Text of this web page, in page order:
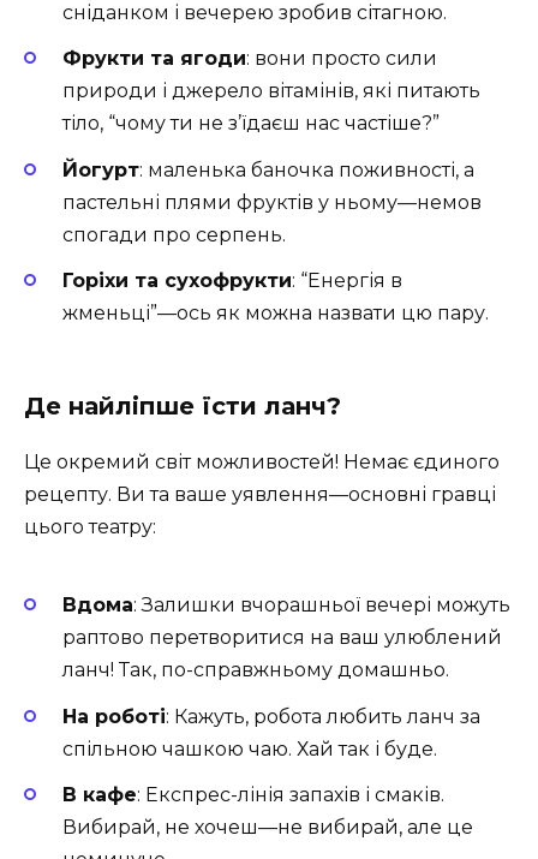
сніданком і вечерею зробив сітагною.
Фрукти та ягоди: вони просто сили
природи і джерело вітамінів, які питають
тіло, “чому ти не з’їдаєш нас частіше?”
Йогурт: маленька баночка поживності, а
пастельні плями фруктів у ньому—немов
спогади про серпень.
Горіхи та сухофрукти: “Енергія в
жменьці”—ось як можна назвати цю пару.
Де найліпше їсти ланч?
Це окремий світ можливостей! Немає єдиного
рецепту. Ви та ваше уявлення—основні гравці
цього театру:
Вдома: Залишки вчорашньої вечері можуть
раптово перетворитися на ваш улюблений
ланч! Так, по-справжньому домашньо.
На роботі: Кажуть, робота любить ланч за
спільною чашкою чаю. Хай так і буде.
В кафе: Експрес-лінія запахів і смаків.
Вибирай, не хочеш—не вибирай, але це